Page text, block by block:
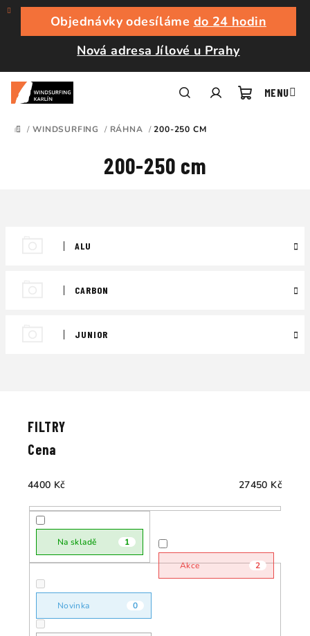
Přejít
obsah
Objednávky odesíláme do 24 hodin
Nová adresa Jílové u Prahy
DOMŮ
/ WINDSURFING / RÁHNA / 200-250 CM
200-250 cm
ALU
CARBON
JUNIOR
r
d
u
Cena
4400 Kč 27450 Kč
Na skladě 1
Akce 2
Novinka 0